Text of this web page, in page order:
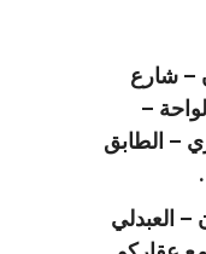
– شارع
–
– الطابق
– العبدلي